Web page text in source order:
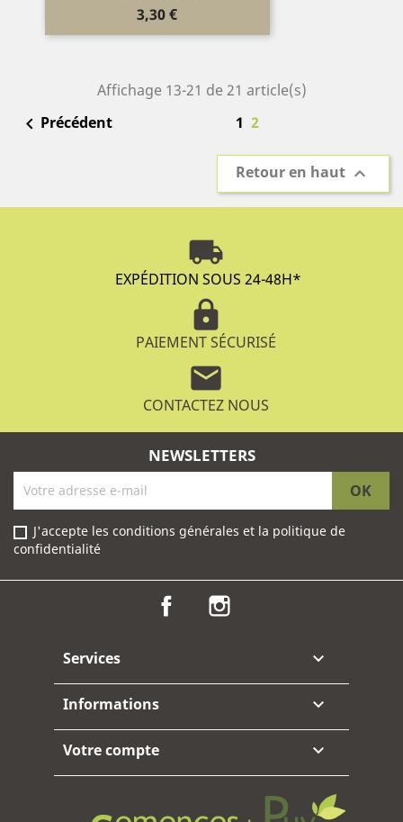
Prix
3,30 €
Affichage 13-21 de 21 article(s)
 Précédent 1 2
Retour en haut 
local_shipping
EXPÉDITION SOUS 24-48H*
lock
PAIEMENT SÉCURISÉ
mail
CONTACTEZ NOUS
NEWSLETTERS
J'accepte les conditions générales et la politique de
confidentialité
Facebook
Services 
Informations 
Votre compte 